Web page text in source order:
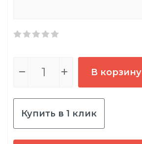
В корзину
Купить в 1 клик